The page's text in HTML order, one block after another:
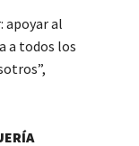
apoyar al
a todos los